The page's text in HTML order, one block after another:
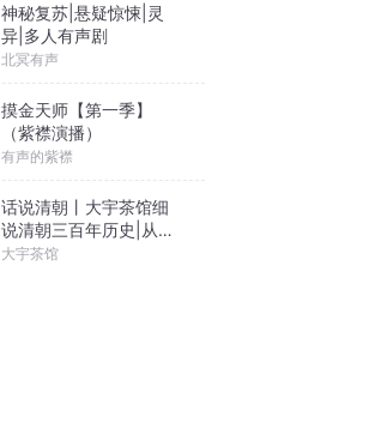
神秘复苏|悬疑惊悚|灵
异|多人有声剧
北冥有声
摸金天师【第一季】
（紫襟演播）
有声的紫襟
话说清朝丨大宇茶馆细
说清朝三百年历史|从努
尔哈赤到末代皇帝溥仪|
大宇茶馆